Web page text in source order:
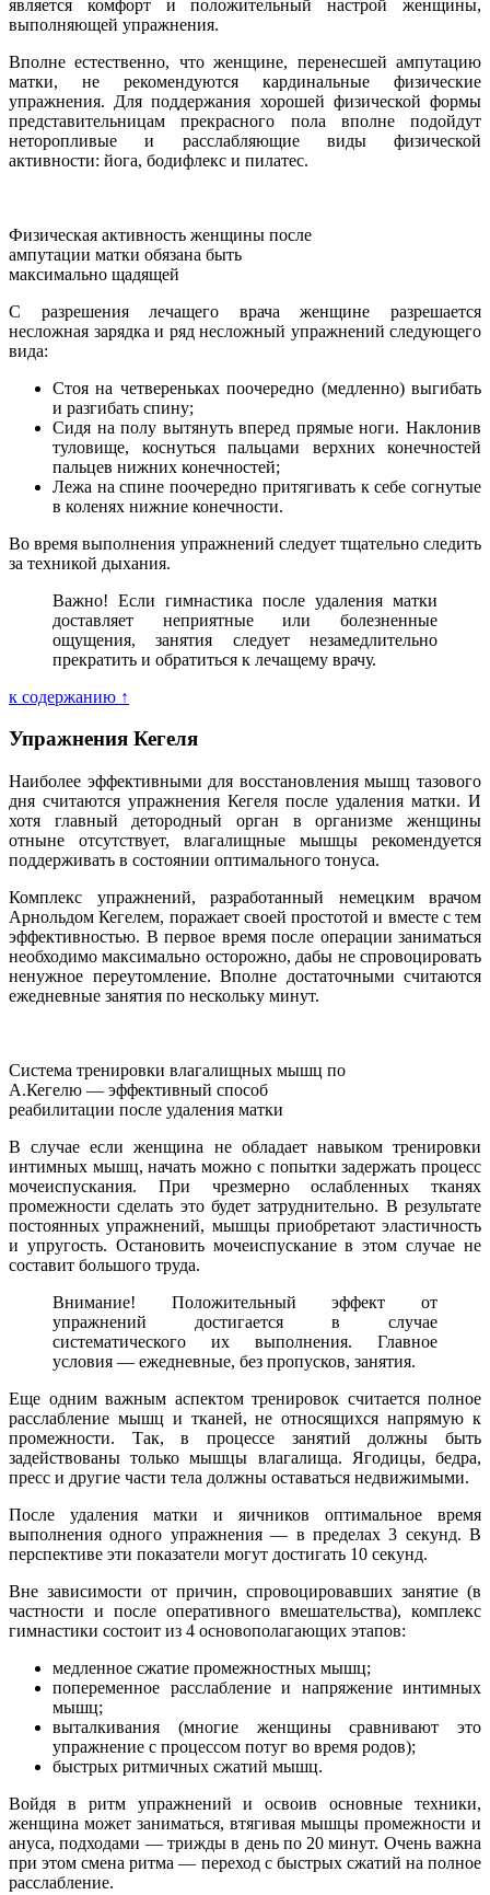
является комфорт и положительный настрой женщины,
выполняющей упражнения.
Вполне естественно, что женщине, перенесшей ампутацию
матки, не рекомендуются кардинальные физические
упражнения. Для поддержания хорошей физической формы
представительницам прекрасного пола вполне подойдут
неторопливые и расслабляющие виды физической
активности: йога, бодифлекс и пилатес.
Физическая активность женщины после
ампутации матки обязана быть
максимально щадящей
С разрешения лечащего врача женщине разрешается
несложная зарядка и ряд несложный упражнений следующего
вида:
Стоя на четвереньках поочередно (медленно) выгибать
и разгибать спину;
Сидя на полу вытянуть вперед прямые ноги. Наклонив
туловище, коснуться пальцами верхних конечностей
пальцев нижних конечностей;
Лежа на спине поочередно притягивать к себе согнутые
в коленях нижние конечности.
Во время выполнения упражнений следует тщательно следить
за техникой дыхания.
Важно! Если гимнастика после удаления матки
доставляет неприятные или болезненные
ощущения, занятия следует незамедлительно
прекратить и обратиться к лечащему врачу.
к содержанию ↑
Упражнения Кегеля
Наиболее эффективными для восстановления мышц тазового
дня считаются упражнения Кегеля после удаления матки. И
хотя главный детородный орган в организме женщины
отныне отсутствует, влагалищные мышцы рекомендуется
поддерживать в состоянии оптимального тонуса.
Комплекс упражнений, разработанный немецким врачом
Арнольдом Кегелем, поражает своей простотой и вместе с тем
эффективностью. В первое время после операции заниматься
необходимо максимально осторожно, дабы не спровоцировать
ненужное переутомление. Вполне достаточными считаются
ежедневные занятия по нескольку минут.
Система тренировки влагалищных мышц по
А.Кегелю — эффективный способ
реабилитации после удаления матки
В случае если женщина не обладает навыком тренировки
интимных мышц, начать можно с попытки задержать процесс
мочеиспускания. При чрезмерно ослабленных тканях
промежности сделать это будет затруднительно. В результате
постоянных упражнений, мышцы приобретают эластичность
и упругость. Остановить мочеиспускание в этом случае не
составит большого труда.
Внимание! Положительный эффект от
упражнений достигается в случае
систематического их выполнения. Главное
условия — ежедневные, без пропусков, занятия.
Еще одним важным аспектом тренировок считается полное
расслабление мышц и тканей, не относящихся напрямую к
промежности. Так, в процессе занятий должны быть
задействованы только мышцы влагалища. Ягодицы, бедра,
пресс и другие части тела должны оставаться недвижимыми.
После удаления матки и яичников оптимальное время
выполнения одного упражнения — в пределах 3 секунд. В
перспективе эти показатели могут достигать 10 секунд.
Вне зависимости от причин, спровоцировавших занятие (в
частности и после оперативного вмешательства), комплекс
гимнастики состоит из 4 основополагающих этапов:
медленное сжатие промежностных мышц;
попеременное расслабление и напряжение интимных
мышц;
выталкивания (многие женщины сравнивают это
упражнение с процессом потуг во время родов);
быстрых ритмичных сжатий мышц.
Войдя в ритм упражнений и освоив основные техники,
женщина может заниматься, втягивая мышцы промежности и
ануса, подходами — трижды в день по 20 минут. Очень важна
при этом смена ритма — переход с быстрых сжатий на полное
расслабление.